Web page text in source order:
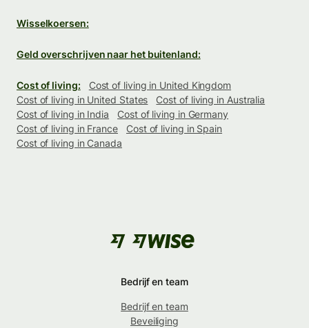
Wisselkoersen:
Geld overschrijven naar het buitenland:
Cost of living:
Cost of living in United Kingdom
Cost of living in United States
Cost of living in Australia
Cost of living in India
Cost of living in Germany
Cost of living in France
Cost of living in Spain
Cost of living in Canada
Bedrijf en team
Bedrijf en team
Beveiliging